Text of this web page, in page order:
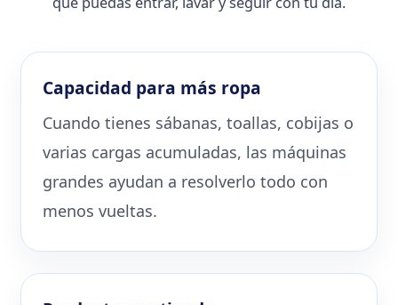
Capacidad para más ropa
Cuando tienes sábanas, toallas, cobijas o
varias cargas acumuladas, las máquinas
grandes ayudan a resolverlo todo con
menos vueltas.